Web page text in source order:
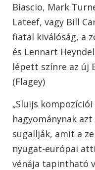
Biascio, Mark
Lateef, vagy Bill
fiatal kiválóság, a
és Lennart
lépett színre az új
(Flagey)
„Sluijs
hagyománynak
sugallják, amit a
nyugat-európai
vénája tapintható